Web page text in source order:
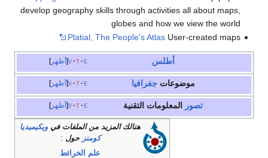
develop geography skills through activities all about maps,
globes and how we view the world
Platial, The People's AtlasUser-created maps
أظهر
أظهر موضوعاتجغرافيا
أظهر المعلومات التقنية
هنالك المزيد من الملفات فيويكيميديا
حول:
علم الخرائط